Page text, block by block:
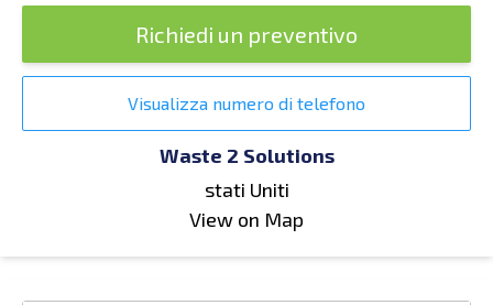
Richiedi un preventivo
Visualizza numero di telefono
Waste 2 Solutions
stati Uniti
View on Map